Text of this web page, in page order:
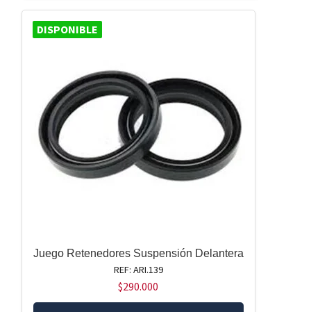
DISPONIBLE
Juego Retenedores Suspensión Delantera
REF: ARI.139
$290.000